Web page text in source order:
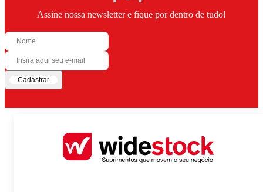
Assine nossa newsletter e fique por dentro de tudo!
Cadastrar